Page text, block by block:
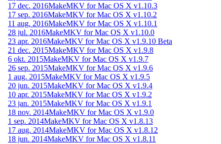
17 dec. 2016MakeMKV for Mac OS X v1.10.3
17 sep. 2016MakeMKV for Mac OS X v1.10.2
11 aug. 2016MakeMKV for Mac OS X v1.10.1
28 jul. 2016MakeMKV for Mac OS X v1.10.0
23 apr. 2016MakeMKV for Mac OS X v1.9.10 Beta
21 dec. 2015MakeMKV for Mac OS X v1.9.8
6 okt. 2015MakeMKV for Mac OS X v1.9.7
26 sep. 2015MakeMKV for Mac OS X v1.9.6
1 aug. 2015MakeMKV for Mac OS X v1.9.5
20 jun. 2015MakeMKV for Mac OS X v1.9.4
10 apr. 2015MakeMKV for Mac OS X v1.9.2
23 jan. 2015MakeMKV for Mac OS X v1.9.1
18 nov. 2014MakeMKV for Mac OS X v1.9.0
1 sep. 2014MakeMKV for Mac OS X v1.8.13
17 aug. 2014MakeMKV for Mac OS X v1.8.12
18 jun. 2014MakeMKV for Mac OS X v1.8.11